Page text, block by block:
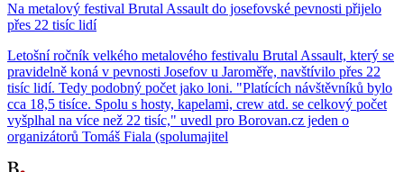
Na metalový festival Brutal Assault do josefovské pevnosti přijelo
přes 22 tisíc lidí
Letošní ročník velkého metalového festivalu Brutal Assault, který se
pravidelně koná v pevnosti Josefov u Jaroměře, navštívilo přes 22
tisíc lidí. Tedy podobný počet jako loni. "Platících návštěvníků bylo
cca 18,5 tisíce. Spolu s hosty, kapelami, crew atd. se celkový počet
vyšplhal na více než 22 tisíc," uvedl pro Borovan.cz jeden o
organizátorů Tomáš Fiala (spolumajitel